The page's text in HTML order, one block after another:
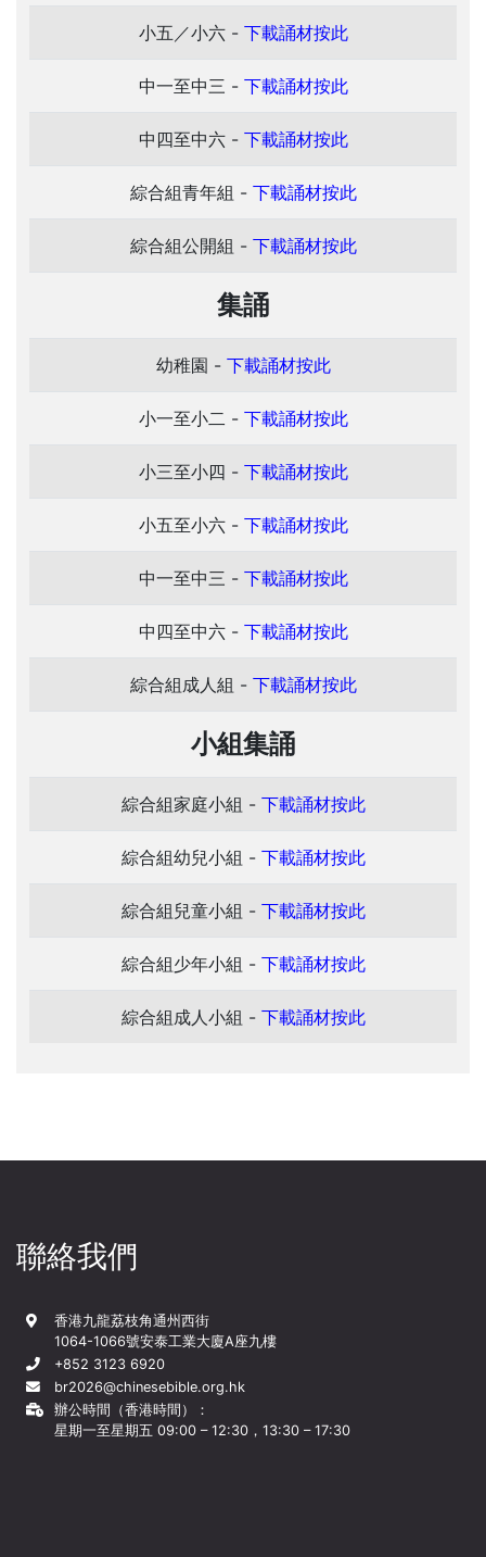
小五／小六 - 下載誦材按此
中一至中三 - 下載誦材按此
中四至中六 - 下載誦材按此
綜合組青年組 - 下載誦材按此
綜合組公開組 - 下載誦材按此
集誦
幼稚園 - 下載誦材按此
小一至小二 - 下載誦材按此
小三至小四 - 下載誦材按此
小五至小六 - 下載誦材按此
中一至中三 - 下載誦材按此
中四至中六 - 下載誦材按此
綜合組成人組 - 下載誦材按此
小組集誦
綜合組家庭小組 - 下載誦材按此
綜合組幼兒小組 - 下載誦材按此
綜合組兒童小組 - 下載誦材按此
綜合組少年小組 - 下載誦材按此
綜合組成人小組 - 下載誦材按此
聯絡我們
香港九龍荔枝角通州西街
1064-1066號安泰工業大廈A座九樓
+852 3123 6920
br2026@chinesebible.org.hk
辦公時間（香港時間）：
星期一至星期五 09:00 – 12:30，13:30 – 17:30